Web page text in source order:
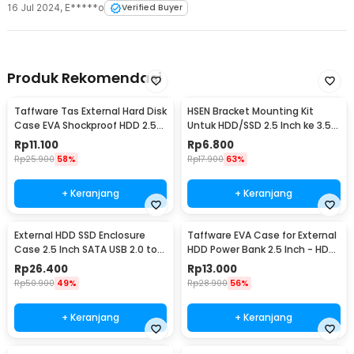
16 Jul 2024, E*****o Verified Buyer
Produk Rekomendasi
Taffware Tas External Hard Disk
Case EVA Shockproof HDD 2.5
Inch - HD402
Rp11.100
Rp25.900 58%
+ Keranjang
HSEN Bracket Mounting Kit
Untuk HDD/SSD 2.5 Inch ke 3.5
Inch - WSE091
Rp6.800
Rp17.900 63%
+ Keranjang
External HDD SSD Enclosure
Case 2.5 Inch SATA USB 2.0 to
Mini USB - U25Q7
Rp26.400
Rp50.900 49%
+ Keranjang
Taffware EVA Case for External
HDD Power Bank 2.5 Inch - HD-
A1
Rp13.000
Rp28.900 56%
+ Keranjang